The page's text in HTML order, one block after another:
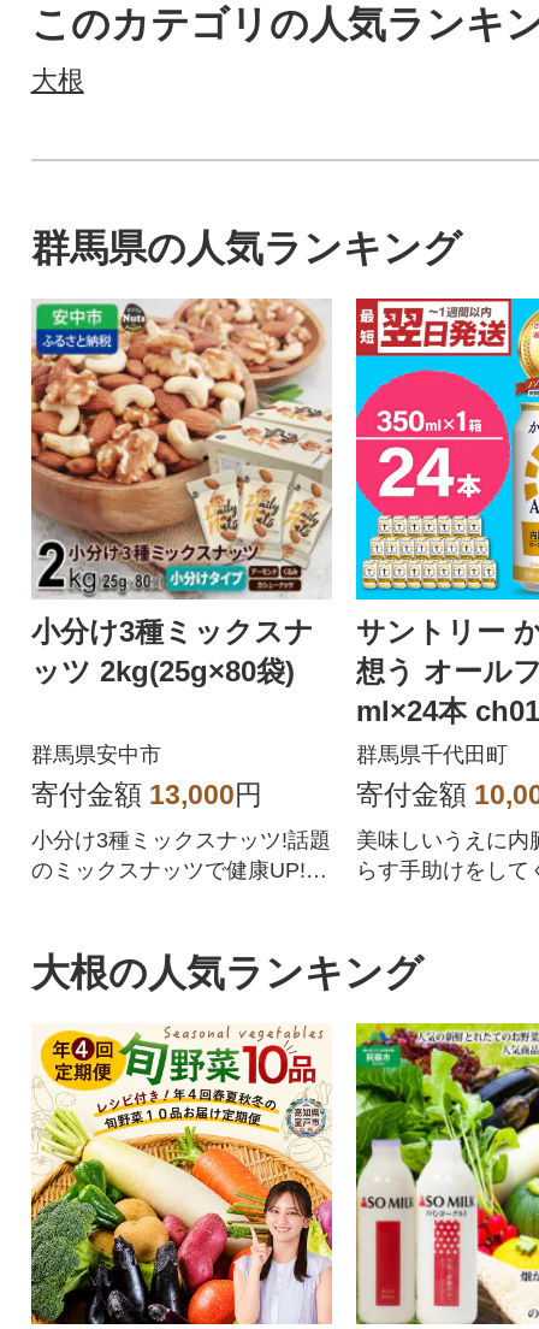
このカテゴリの人気ランキ
大根
群馬県の人気ランキング
小分け3種ミックスナ
ッツ 2kg(25g×80袋)
群馬県安中市
寄付金額 13,000円
小分け3種ミックスナッツ!話題
のミックスナッツで健康UP!持
サントリー
想う オール
ml×24本
群馬県千代田町
寄付金額
美味しいうえに内
らす手助けをして
大根の人気ランキング